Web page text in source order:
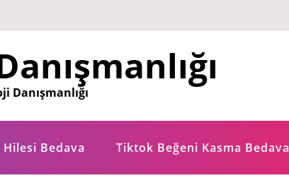
Danışmanlığı
Bedava Tiktok Beğeni Kasma Bedava